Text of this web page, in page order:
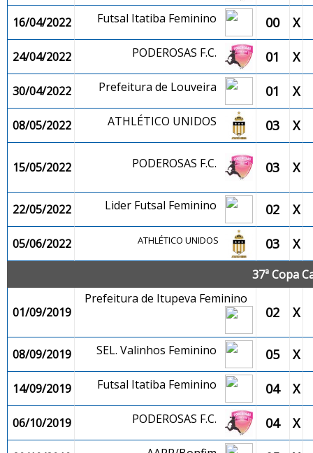
16/04/2022 Futsal Itatiba Feminino 00 X
24/04/2022 PODEROSAS F.C. 01 X
30/04/2022 Prefeitura de Louveira 01 X
08/05/2022 ATHLÉTICO UNIDOS 03 X
15/05/2022 PODEROSAS F.C. 03 X
22/05/2022 Lider Futsal Feminino 02 X
05/06/2022 ATHLÉTICO UNIDOS 03 X
37ª Copa
01/09/2019
Prefeitura de Itupeva Feminino
02 X
08/09/2019 SEL. Valinhos Feminino 05 X
14/09/2019 Futsal Itatiba Feminino 04 X
06/10/2019 PODEROSAS F.C. 04 X